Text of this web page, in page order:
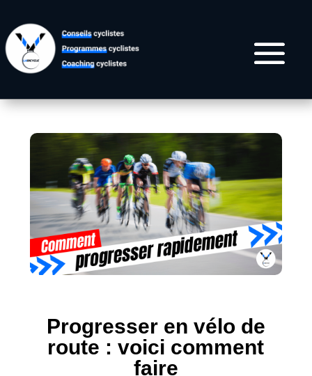
Progresser en vélo de
route : voici comment
faire